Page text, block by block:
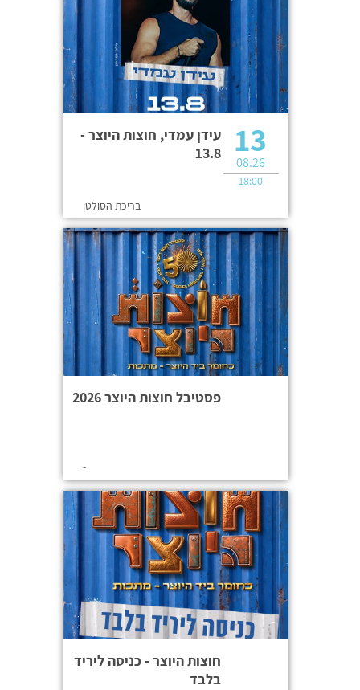
עידן עמדי, חוצות היוצר -
13.8
בריכת הסולטן
13
08.26
18:00
פסטיבל חוצות היוצר 2026
-
חוצות היוצר - כניסה ליריד
בלבד